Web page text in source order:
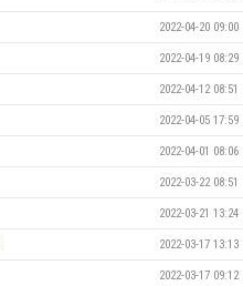
2022-04-20 09:00
2022-04-19 08:29
2022-04-12 08:51
2022-04-05 17:59
2022-04-01 08:06
2022-03-22 08:51
2022-03-21 13:24
2022-03-17 13:13
2022-03-17 09:12